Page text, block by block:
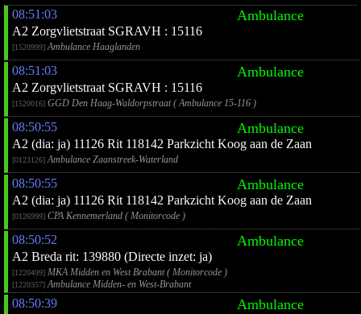
08:51:03 Ambulance
A2 Zorgvlietstraat SGRAVH : 15116
[1520999]Ambulance Haaglanden
08:51:03 Ambulance
A2 Zorgvlietstraat SGRAVH : 15116
[1520016] GGD Den Haag-Waldorpstraat ( Ambulance 15-116 )
08:50:55 Ambulance
A2 (dia: ja) 11126 Rit 118142 Parkzicht Koog aan de Zaan
[0123126]Ambulance Zaanstreek-Waterland
08:50:55 Ambulance
A2 (dia: ja) 11126 Rit 118142 Parkzicht Koog aan de Zaan
[0126999] CPA Kennemerland ( Monitorcode )
08:50:52 Ambulance
A2 Breda rit: 139880 (Directe inzet: ja)
[1220499] MKA Midden en West Brabant ( Monitorcode )
[1220357]Ambulance Midden- en West-Brabant
08:50:39 Ambulance